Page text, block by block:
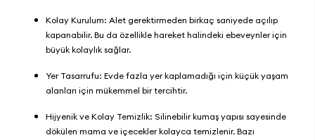
Kolay Kurulum: Alet gerektirmeden birkaç saniyede açılıp
kapanabilir. Bu da özellikle hareket halindeki ebeveynler için
büyük kolaylık sağlar.
Yer Tasarrufu: Evde fazla yer kaplamadığı için küçük yaşam
alanları için mükemmel bir tercihtir.
Hijyenik ve Kolay Temizlik: Silinebilir kumaş yapısı sayesinde
dökülen mama ve içecekler kolayca temizlenir. Bazı